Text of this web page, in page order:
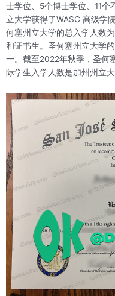
士学位、5个博士学位、11个
立大学获得了WASC 高级学
何塞州立大学的总入学人数
和证书生。圣何塞州立大学
一。截至2022年秋季，圣何
际学生入学人数是加州州立